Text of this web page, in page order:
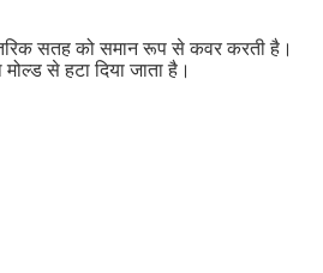
सतह को समान रूप से कवर करती है।
से हटा दिया जाता है।